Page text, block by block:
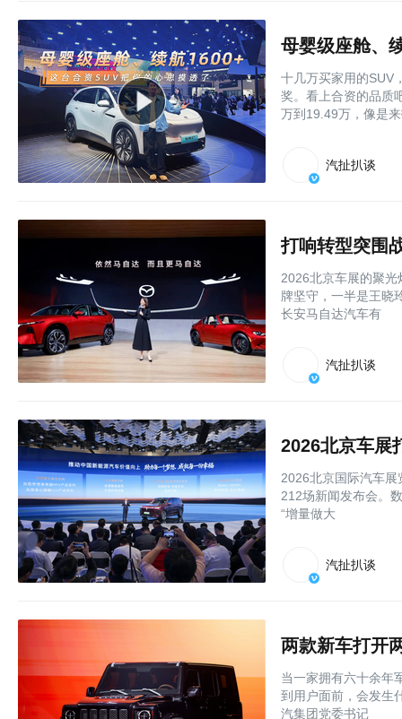
母婴级座舱、
十几万买家用的SUV
奖。看上合资的品质
万到19.49万，像是
汽扯扒谈
打响转型突围
2026北京车展的聚光
牌坚守，一半是王晓
长安马自达汽车有
汽扯扒谈
2026北京国际汽车
212场新闻发布会。
“增量做大
汽扯扒谈
两款新车打开
当一家拥有六十余年
到用户面前，会发生
汽集团党委书记